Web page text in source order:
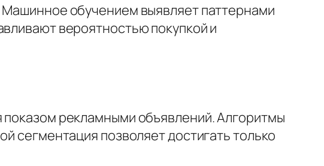
обучением выявляет паттернами
вероятностью покупкой и
рекламными объявлений. Алгоритмы
сегментация позволяет достигать только